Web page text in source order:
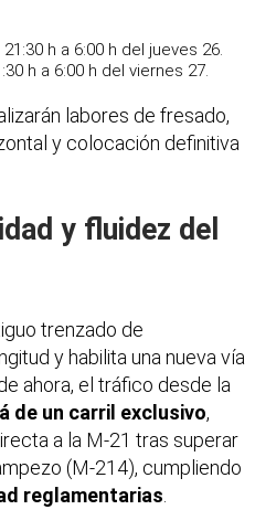
h a 6:00 h del jueves 26.
h a 6:00 h del viernes 27.
labores de fresado,
y colocación definitiva
y fluidez del
trenzado de
y habilita una nueva vía
ahora, el tráfico desde la
de un carril exclusivo,
a la M-21 tras superar
(M-214), cumpliendo
reglamentarias